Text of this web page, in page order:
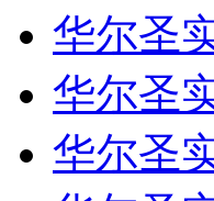
华尔圣
华尔圣
华尔圣